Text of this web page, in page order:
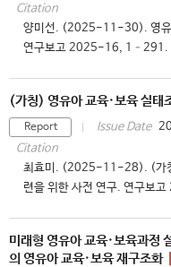
Citation
양미선. (2025-11-30). 영유
연구보고 2025-16, 1–291.
(가칭) 영유아 교육·보육 실태
Report Issue Date
Citation
최효미. (2025-11-28). (가칭
련을 위한 사전 연구. 연구
미래형 영유아 교육·보육과정
의 영유아 교육·보육 재구조화